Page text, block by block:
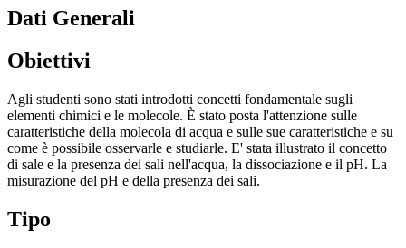
Dati Generali
Obiettivi
Agli studenti sono stati introdotti concetti fondamentale sugli
elementi chimici e le molecole. È stato posta l'attenzione sulle
caratteristiche della molecola di acqua e sulle sue caratteristiche e su
come è possibile osservarle e studiarle. E' stata illustrato il concetto
di sale e la presenza dei sali nell'acqua, la dissociazione e il pH. La
misurazione del pH e della presenza dei sali.
Tipo